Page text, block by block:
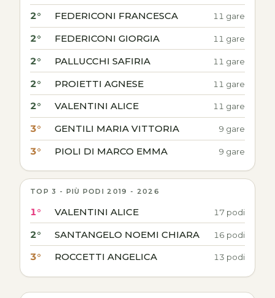
2° FEDERICONI FRANCESCA 11 gare
2° FEDERICONI GIORGIA 11 gare
2° PALLUCCHI SAFIRIA 11 gare
2° PROIETTI AGNESE 11 gare
2° VALENTINI ALICE 11 gare
3° GENTILI MARIA VITTORIA 9 gare
3° PIOLI DI MARCO EMMA 9 gare
TOP 3 - PIÙ PODI 2019 - 2026
1° VALENTINI ALICE 17 podi
2° SANTANGELO NOEMI CHIARA 16 podi
3° ROCCETTI ANGELICA 13 podi